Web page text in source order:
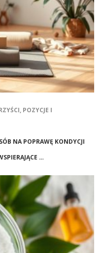
POZYCJE I
NA POPRAWĘ KONDYCJI
…